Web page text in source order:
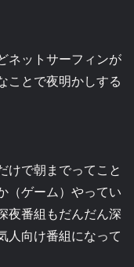
ネットサーフィンが
ことで夜明かしする
けで朝までってこと
（ゲーム）やってい
夜番組もだんだん深
人向け番組になって